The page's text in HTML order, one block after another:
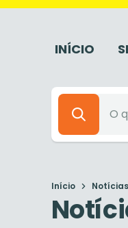
INÍCIO
Início Notícias